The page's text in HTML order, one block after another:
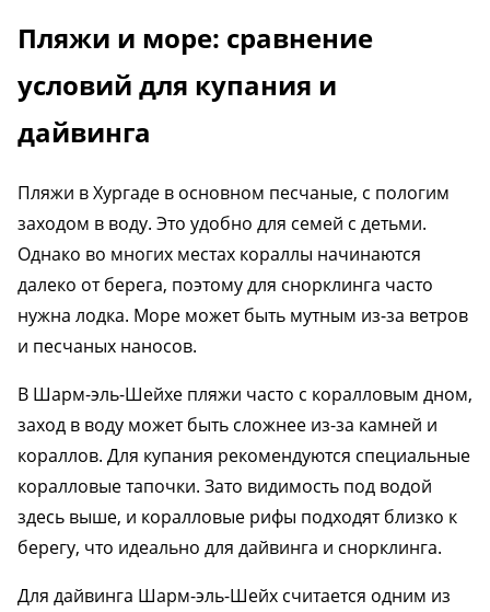
Пляжи и море: сравнение
условий для купания и
дайвинга
Пляжи в Хургаде в основном песчаные, с пологим
заходом в воду. Это удобно для семей с детьми.
Однако во многих местах кораллы начинаются
далеко от берега, поэтому для снорклинга часто
нужна лодка. Море может быть мутным из-за ветров
и песчаных наносов.
В Шарм-эль-Шейхе пляжи часто с коралловым дном,
заход в воду может быть сложнее из-за камней и
кораллов. Для купания рекомендуются специальные
коралловые тапочки. Зато видимость под водой
здесь выше, и коралловые рифы подходят близко к
берегу, что идеально для дайвинга и снорклинга.
Для дайвинга Шарм-эль-Шейх считается одним из